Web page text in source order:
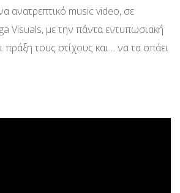
ανατρεπτικό music video, σε
Visuals, με την πάντα εντυπωσιακή
τους στίχους και… να τα σπάει